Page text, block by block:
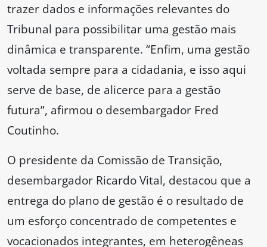
trazer dados e informações relevantes do
Tribunal para possibilitar uma gestão mais
dinâmica e transparente. “Enfim, uma gestão
voltada sempre para a cidadania, e isso aqui
serve de base, de alicerce para a gestão
futura”, afirmou o desembargador Fred
Coutinho.
O presidente da Comissão de Transição,
desembargador Ricardo Vital, destacou que a
entrega do plano de gestão é o resultado de
um esforço concentrado de competentes e
vocacionados integrantes, em heterogêneas